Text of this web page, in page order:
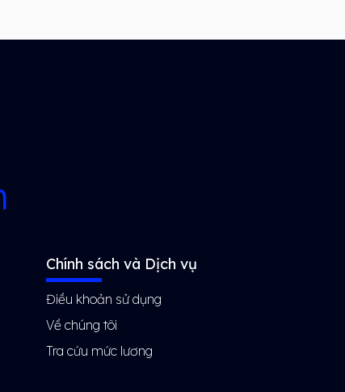
Chính sách và Dịch vụ
Điều khoản sử dụng
Về chúng tôi
Tra cứu mức lương